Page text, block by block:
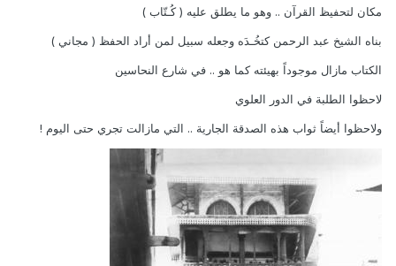
مكان لتحفيظ القرآن .. وهو ما يطلق عليه ( كُـتّاب )
بناه الشيخ عبد الرحمن كتخُـدَه وجعله سبيل لمن أراد الحفظ ( مجاني )
الكتاب مازال موجوداً بهيئته كما هو .. في شارع النحاسين
لاحظوا الطلبة في الدور العلوي
ولاحظوا أيضاً ثواب هذه الصدقة الجارية .. التي مازالت تجري حتى اليوم !